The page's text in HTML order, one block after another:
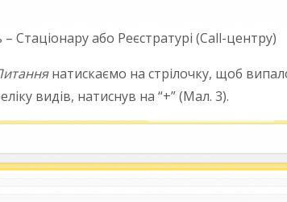
або Реєстратурі (Call-центру)
натискаємо на стрілочку, щоб
видів, натиснув на “+” (Мал. 3).